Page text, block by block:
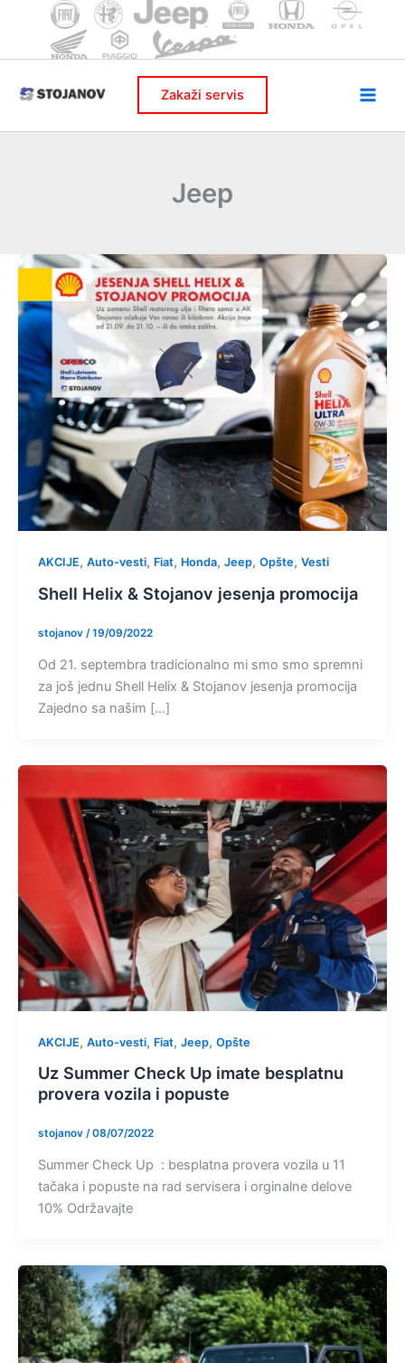
Zakaži servis
Jeep
AKCIJE, Auto-vesti, Fiat, Honda, Jeep, Opšte, Vesti
Shell Helix & Stojanov jesenja promocija
stojanov /19/09/2022
Od 21. septembra tradicionalno mi smo smo spremni
za još jednu Shell Helix & Stojanov jesenja promocija
Zajedno sa našim […]
AKCIJE, Auto-vesti, Fiat, Jeep, Opšte
Uz Summer Check Up imate besplatnu
provera vozila i popuste
stojanov /08/07/2022
Summer Check Up : besplatna provera vozila u 11
tačaka i popuste na rad servisera i orginalne delove
10% Održavajte